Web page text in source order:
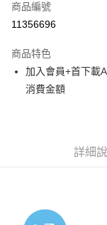
超商取貨付款
Apple Pay
悠遊付
運送方式
商品編號
11356696
商品特色
加入會員+首下載
消費金額
詳細